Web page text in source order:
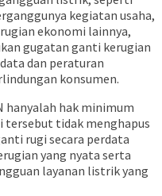
kegiatan usaha,
ekonomi lainnya,
gugatan ganti kerugian
dan peraturan
konsumen.
hanyalah hak minimum
tersebut tidak menghapus
rugi secara perdata
yang nyata serta
layanan listrik yang